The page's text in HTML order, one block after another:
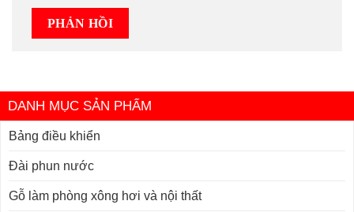
DANH MỤC SẢN PHẨM
Bảng điều khiển
Đài phun nước
Gỗ làm phòng xông hơi và nội thất